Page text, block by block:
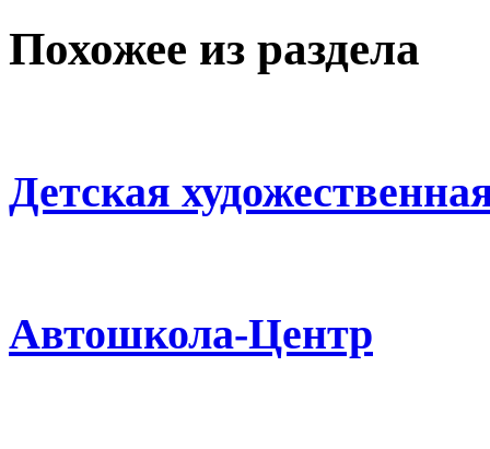
Похожее из раздела
Детская
Автошкола-Центр